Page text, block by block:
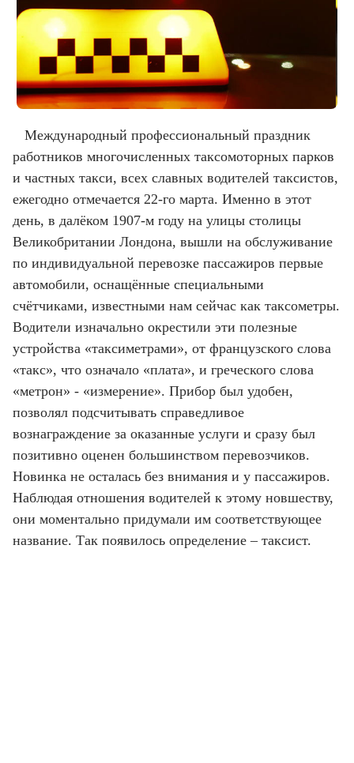
Международный профессиональный праздник
работников многочисленных таксомоторных парков
и частных такси, всех славных водителей таксистов,
ежегодно отмечается 22-го марта. Именно в этот
день, в далёком 1907-м году на улицы столицы
Великобритании Лондона, вышли на обслуживание
по индивидуальной перевозке пассажиров первые
автомобили, оснащённые специальными
счётчиками, известными нам сейчас как таксометры.
Водители изначально окрестили эти полезные
устройства «таксиметрами», от французского слова
«такс», что означало «плата», и греческого слова
«метрон» - «измерение». Прибор был удобен,
позволял подсчитывать справедливое
вознаграждение за оказанные услуги и сразу был
позитивно оценен большинством перевозчиков.
Новинка не осталась без внимания и у пассажиров.
Наблюдая отношения водителей к этому новшеству,
они моментально придумали им соответствующее
название. Так появилось определение – таксист.